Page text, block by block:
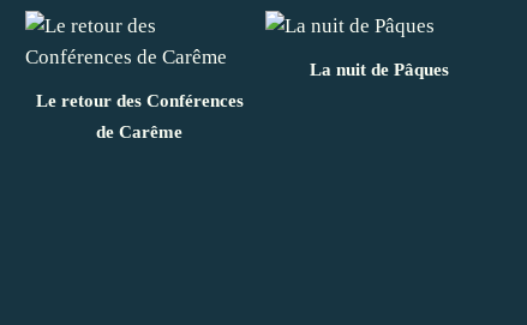
Le retour des Conférences
de Carême
La nuit de Pâques